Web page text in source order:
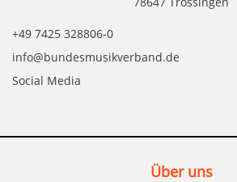
+49 7425 328806-0
info@bundesmusikverband.de
Social Media
Über uns